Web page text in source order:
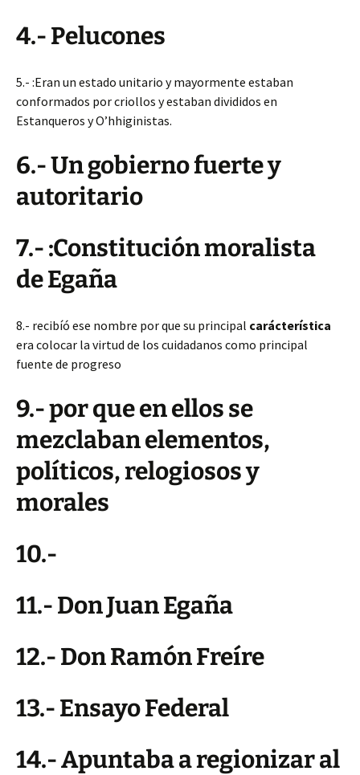
4.- Pelucones
5.- :Eran un estado unitario y mayormente estaban
conformados por criollos y estaban divididos en
Estanqueros y O’hhiginistas.
6.- Un gobierno fuerte y
autoritario
7.- :Constitución moralista
de Egaña
8.- recibíó ese nombre por que su principal carácterística
era colocar la virtud de los cuidadanos como principal
fuente de progreso
9.- por que en ellos se
mezclaban elementos,
políticos, relogiosos y
morales
10.-
11.- Don Juan Egaña
12.- Don Ramón Freíre
13.- Ensayo Federal
14.- Apuntaba a regionizar al